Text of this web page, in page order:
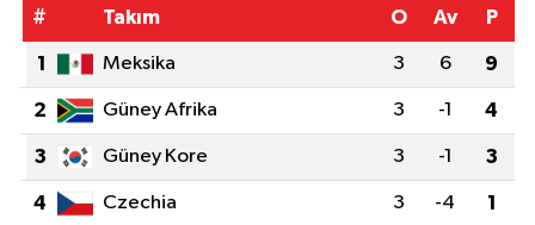
# Takım O Av P
1 Meksika 3 6 9
2 Güney Afrika 3 -1 4
3 Güney Kore 3 -1 3
4 Czechia 3 -4 1
Diğer
Dünya
Ekonomi
Haber Arşivi